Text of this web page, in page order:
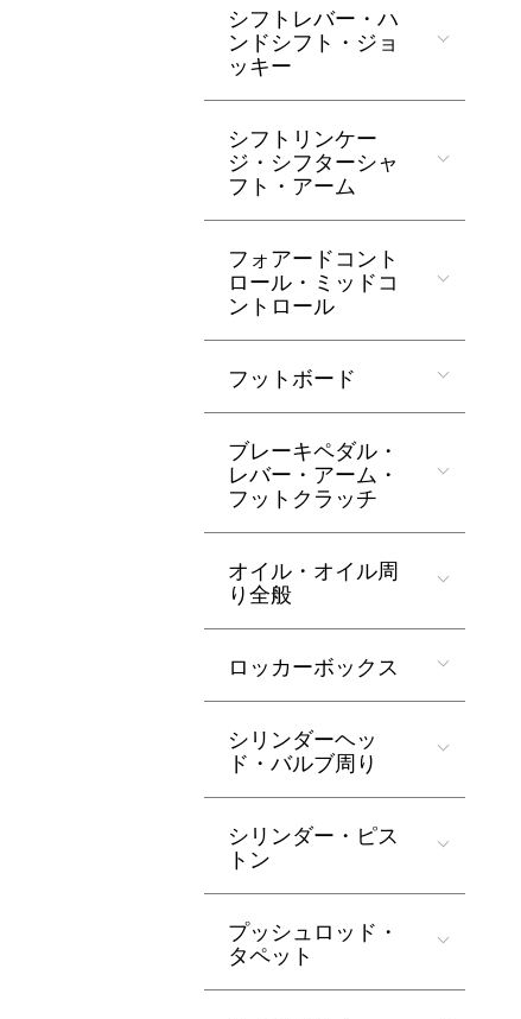
シフトレバー・ハ
ンドシフト・ジョ
ッキー
シフトリンケー
ジ・シフターシャ
フト・アーム
フォアードコント
ロール・ミッドコ
ントロール
フットボード
ブレーキペダル・
レバー・アーム・
フットクラッチ
オイル・オイル周
り全般
ロッカーボックス
シリンダーヘッ
ド・バルブ周り
シリンダー・ピス
トン
プッシュロッド・
タペット